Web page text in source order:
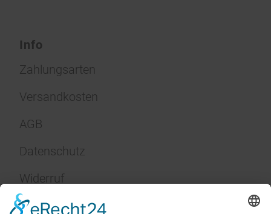
Info
Zahlungsarten
Versandkosten
AGB
Datenschutz
Widerruf
Impressum